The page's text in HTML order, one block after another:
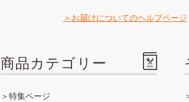
お届けについてのヘルプページ
商品カテゴリー
特集ページ